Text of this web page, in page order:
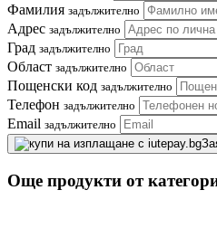
Фамилия задължително
Адрес задължително
Град задължително
Област задължително
Пощенски код задължително
Телефон задължително
Email задължително
Още продукти от